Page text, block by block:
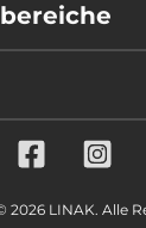
2026 LINAK. Alle